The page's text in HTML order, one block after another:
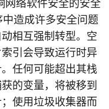
网络软件安全的安全
造成许多安全问题
相互强制转型。空
引会导致运行时异
任何可能超出其栈
的变量，将被移到
使用垃圾收集器而